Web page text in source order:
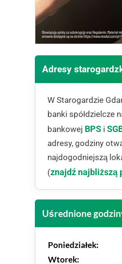
Adresy
W Starogardzie
banki spółdzielcze
bankowej BPS i
adresy, godziny
najdogodniejszą
(znajdź najbliższą
Uśrednione
Poniedziałek:
Wtorek: